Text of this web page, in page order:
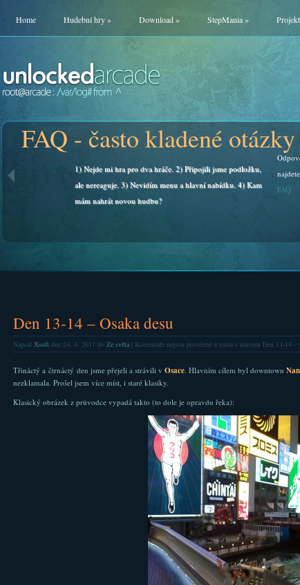
Home Hudební hry» Download» StepMania»
FAQ - často kladené otázky
1) Nejde mi hra pro dva hráče. 2) Připojili jsme podložku,
ale nereaguje. 3) Nevidím menu a hlavní nabídku. 4) Kam
mám nahrát novou hudbu?
FAQ
Den 13-14 – Osaka desu
Napsal Xsoftdne 24. 4. 2011 do Ze světa| Komentáře nejsou povolenéu textu s názvem Den 13-14 –
Třináctý a čtrnáctý den jsme přejeli a strávili v Osace. Hlavním cílem byl downtown
nezklamala. Prošel jsem více míst, i staré klasiky.
Klasický obrázek z průvodce vypadá takto (to dole je opravdu řeka):